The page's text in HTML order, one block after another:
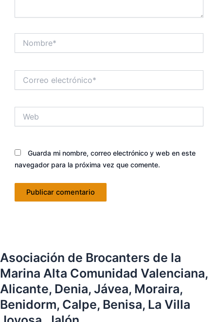
electrónico*
Guarda mi nombre, correo electrónico y web en este
navegador para la próxima vez que comente.
Asociación de Brocanters de la
Marina Alta Comunidad Valenciana,
Alicante, Denia, Jávea, Moraira,
Benidorm, Calpe, Benisa, La Villa